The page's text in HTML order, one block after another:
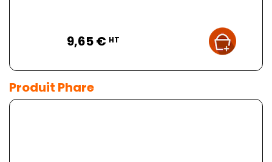
9,65 € HT
Produit Phare